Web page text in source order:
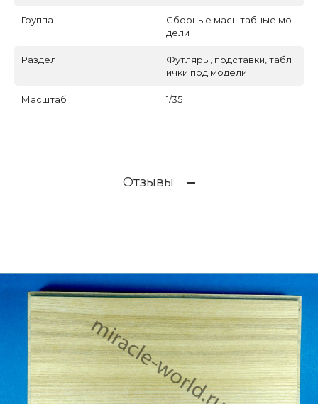
Группа
Сборные масштабные мо
дели
Раздел
Футляры, подставки, табл
ички под модели
Масштаб 1/35
Отзывы